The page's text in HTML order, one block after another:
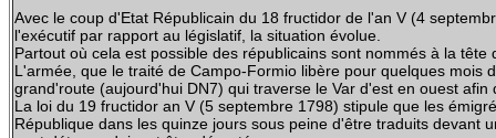
Avec le coup d'Etat Républicain du 18 fructidor de l'an V (4
l'exécutif par rapport au législatif, la situation évolue.
Partout où cela est possible des républicains sont nommés à la tête
L'armée, que le traité de Campo-Formio libère pour quelques mois
grand'route (aujourd'hui DN7) qui traverse le Var d'est en ouest
La loi du 19 fructidor an V (5 septembre 1798) stipule que les
République dans les quinze jours sous peine d'être traduits devant